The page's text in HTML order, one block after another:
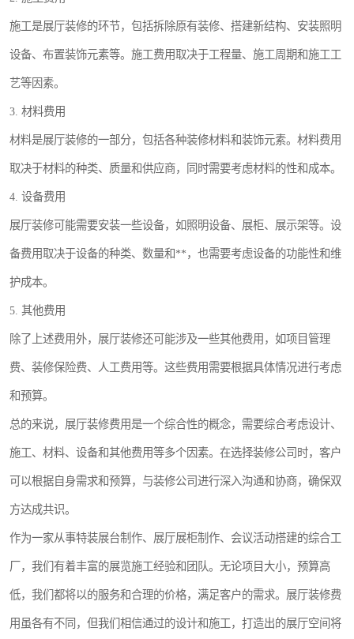
施工是展厅装修的环节，包括拆除原有装修、搭建新结构、安装照明
设备、布置装饰元素等。施工费用取决于工程量、施工周期和施工工
艺等因素。
3. 材料费用
材料是展厅装修的一部分，包括各种装修材料和装饰元素。材料费用
取决于材料的种类、质量和供应商，同时需要考虑材料的性和成本。
4. 设备费用
展厅装修可能需要安装一些设备，如照明设备、展柜、展示架等。设
备费用取决于设备的种类、数量和**，也需要考虑设备的功能性和维
护成本。
5. 其他费用
除了上述费用外，展厅装修还可能涉及一些其他费用，如项目管理
费、装修保险费、人工费用等。这些费用需要根据具体情况进行考虑
和预算。
总的来说，展厅装修费用是一个综合性的概念，需要综合考虑设计、
施工、材料、设备和其他费用等多个因素。在选择装修公司时，客户
可以根据自身需求和预算，与装修公司进行深入沟通和协商，确保双
方达成共识。
作为一家从事特装展台制作、展厅展柜制作、会议活动搭建的综合工
厂，我们有着丰富的展览施工经验和团队。无论项目大小，预算高
低，我们都将以的服务和合理的价格，满足客户的需求。展厅装修费
用虽各有不同，但我们相信通过的设计和施工，打造出的展厅空间将